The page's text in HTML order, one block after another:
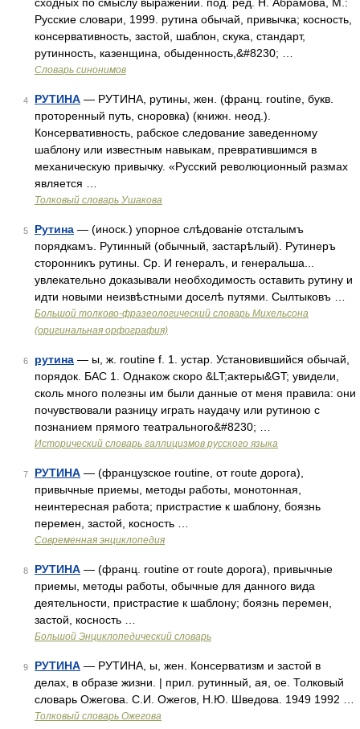
Русские словари, 1999. рутина обычай, привычка; косность,
консервативность, застой, шаблон, скука, стандарт,
рутинность, казенщина, обыденность,&#8230; …
Словарь синонимов
4 РУТИНА — РУТИНА, рутины, жен. (франц. routine, букв.
проторенный путь, сноровка) (книжн. неод.).
Консервативность, рабское следование заведенному
шаблону или известным навыкам, превратившимся в
механическую привычку. «Русский революционный размах
является …
Толковый словарь Ушакова
5 Рутина — (иноск.) упорное слѣдованіе отсталымъ
порядкамъ. Рутинный (обычный, застарѣлый). Рутинеръ
сторонникъ рутины. Ср. И генералъ, и генеральша...
увлекательно доказывали необходимость оставить рутину и
идти новыми неизвѣстными доселѣ путями. Сылтыковъ …
Большой толково-фразеологический словарь Михельсона
(оригинальная орфография)
6 рутина — ы, ж. routine f. 1. устар. Установившийся обычай,
порядок. БАС 1. Однакож скоро &LT;актеры&GT; увидели,
сколь много полезны им были данные от меня правила: они
почувствовали разницу играть наудачу или рутиною с
познанием прямого театрального&#8230; …
Исторический словарь галлицизмов русского языка
7 РУТИНА — (французское routine, от route дорога),
привычные приемы, методы работы, монотонная,
неинтересная работа; пристрастие к шаблону, боязнь
перемен, застой, косность …
Современная энциклопедия
8 РУТИНА — (франц. routine от route дорога), привычные
приемы, методы работы, обычные для данного вида
деятельности, пристрастие к шаблону; боязнь перемен,
застой, косность …
Большой Энциклопедический словарь
9 РУТИНА — РУТИНА, ы, жен. Консерватизм и застой в
делах, в образе жизни. | прил. рутинный, ая, ое. Толковый
словарь Ожегова. С.И. Ожегов, Н.Ю. Шведова. 1949 1992 …
Толковый словарь Ожегова